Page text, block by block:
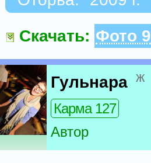
Скачать: Фото 9
Гульнара ж
Карма 127
Автор